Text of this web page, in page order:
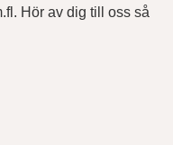
Hör av dig till oss så